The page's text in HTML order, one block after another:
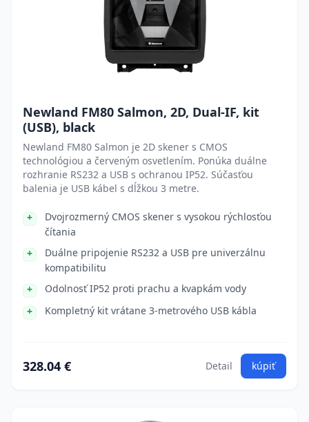
Newland FM80 Salmon, 2D, Dual-IF, kit
(USB), black
Newland FM80 Salmon je 2D skener s CMOS
technológiou a červeným osvetlením. Ponúka duálne
rozhranie RS232 a USB s ochranou IP52. Súčasťou
balenia je USB kábel s dĺžkou 3 metre.
Dvojrozmerný CMOS skener s vysokou rýchlosťou
čítania
Duálne pripojenie RS232 a USB pre univerzálnu
kompatibilitu
Odolnosť IP52 proti prachu a kvapkám vody
Kompletný kit vrátane 3-metrového USB kábla
328.04 € Detail kúpiť